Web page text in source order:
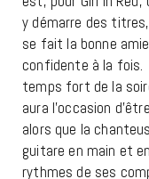
y démarre des
se fait la bonne
confidente à la fois.
temps fort de la
aura l’occasion
alors que la
guitare en main et
rythmes de ses